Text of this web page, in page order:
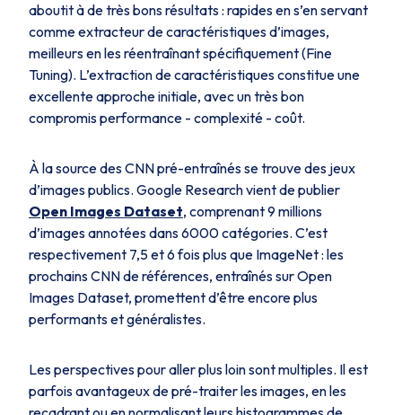
aboutit à de très bons résultats : rapides en s’en servant
comme extracteur de caractéristiques d’images,
meilleurs en les réentraînant spécifiquement (Fine
Tuning). L’extraction de caractéristiques constitue une
excellente approche initiale, avec un très bon
compromis performance - complexité - coût.
À la source des CNN pré-entraînés se trouve des jeux
d’images publics. Google Research vient de publier
Open Images Dataset, comprenant 9 millions
d’images annotées dans 6000 catégories. C’est
respectivement 7,5 et 6 fois plus que ImageNet : les
prochains CNN de références, entraînés sur Open
Images Dataset, promettent d’être encore plus
performants et généralistes.
Les perspectives pour aller plus loin sont multiples. Il est
parfois avantageux de pré-traiter les images, en les